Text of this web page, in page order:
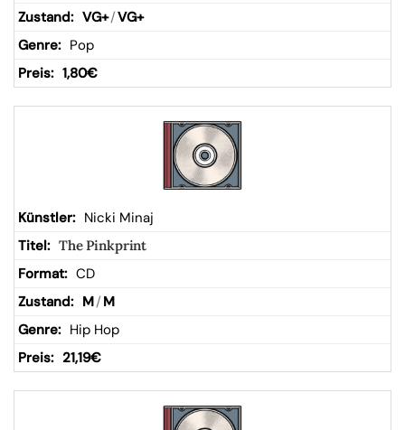
VG+/VG+
Pop
1,80€
Nicki Minaj
The Pinkprint
CD
M/ M
Hip Hop
21,19€